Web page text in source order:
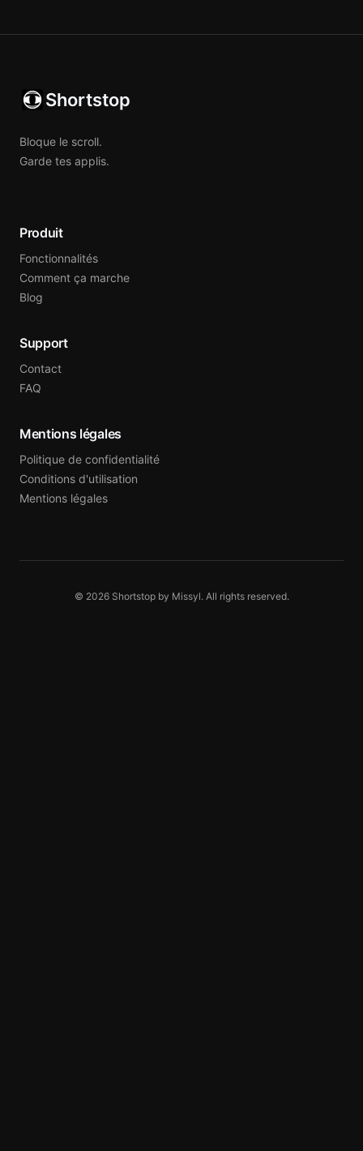
Shortstop
Bloque le scroll.
Garde tes applis.
Produit
Fonctionnalités
Comment ça marche
Blog
Support
Contact
FAQ
Mentions légales
Politique de confidentialité
Conditions d'utilisation
Mentions légales
© 2026 Shortstop by Missyl. All rights reserved.